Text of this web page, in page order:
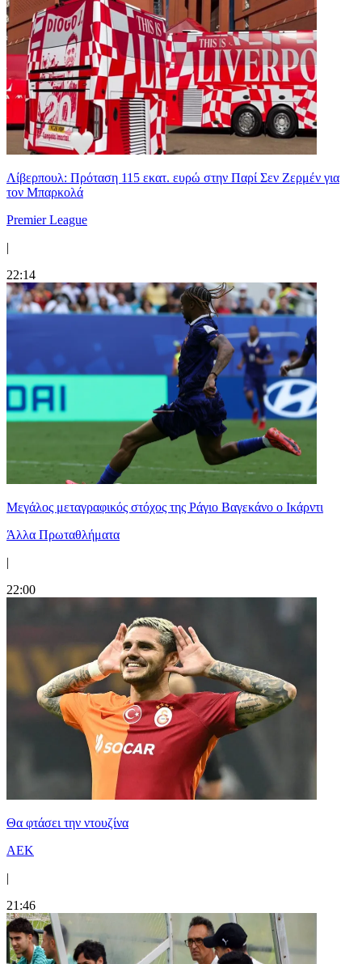
Λίβερπουλ: Πρόταση 115 εκατ. ευρώ στην Παρί Σεν Ζερμέν για
τον Μπαρκολά
Premier League
|
22:14
Μεγάλος μεταγραφικός στόχος της Ράγιο Βαγεκάνο ο Ικάρντι
Άλλα Πρωταθλήματα
|
22:00
Θα φτάσει την ντουζίνα
ΑΕΚ
|
21:46